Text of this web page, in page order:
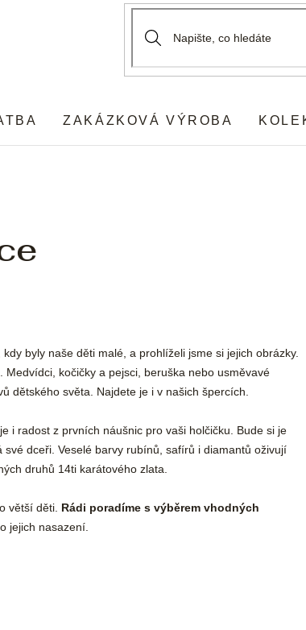
ZAKÁZKOVÁ VÝROBA
byly naše děti malé, a prohlíželi jsme si jejich obrázky.
kočičky a pejsci, beruška nebo usměvavé
dětského světa. Najdete je i v našich špercích.
i radost z prvních náušnic pro vaši holčičku. Bude si je
dceři. Veselé barvy rubínů, safírů i diamantů oživují
druhů 14ti karátového zlata.
větší děti. Rádi poradíme s výběrem vhodných
jejich nasazení.